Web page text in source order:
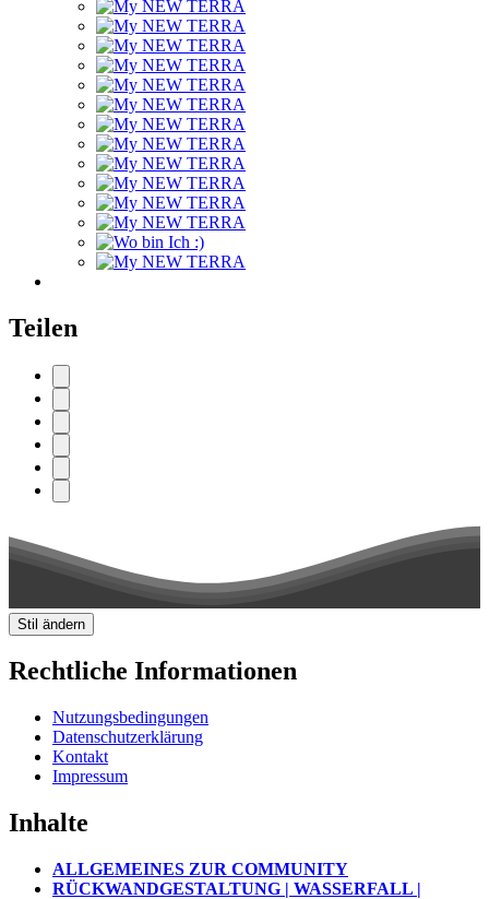
Teilen
Stil ändern
Rechtliche Informationen
Nutzungsbedingungen
Datenschutzerklärung
Kontakt
Impressum
Inhalte
ALLGEMEINES ZUR COMMUNITY
RÜCKWANDGESTALTUNG | WASSERFALL |